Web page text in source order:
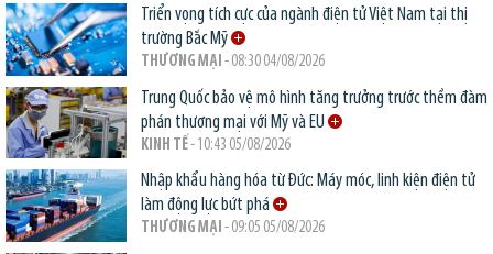
Triển vọng tích cực của ngành điện tử Việt Nam tại thị
trường Bắc Mỹ
THƯƠNG MẠI - 08:30 04/08/2026
Trung Quốc bảo vệ mô hình tăng trưởng trước thềm đàm
phán thương mại với Mỹ và EU
KINH TẾ- 10:43 05/08/2026
Nhập khẩu hàng hóa từ Đức: Máy móc, linh kiện điện tử
làm động lực bứt phá
THƯƠNG MẠI - 09:05 05/08/2026